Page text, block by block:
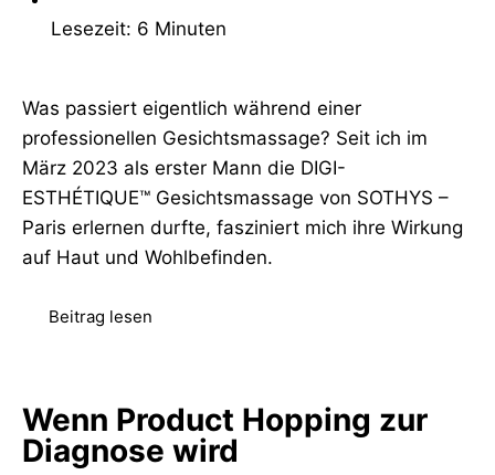
Lesezeit: 6 Minuten
Was passiert eigentlich während einer
professionellen Gesichtsmassage? Seit ich im
März 2023 als erster Mann die DIGI-
ESTHÉTIQUE™ Gesichtsmassage von SOTHYS –
Paris erlernen durfte, fasziniert mich ihre Wirkung
auf Haut und Wohlbefinden.
Beitrag lesen
Wenn Product Hopping zur
Diagnose wird